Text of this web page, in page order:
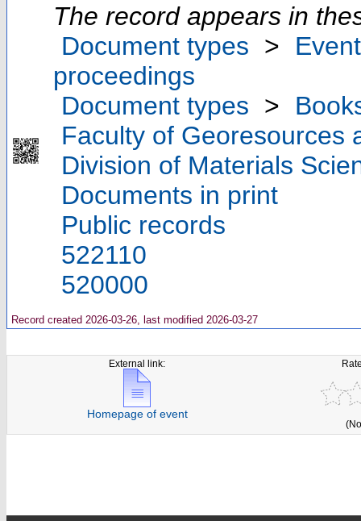
The record appears in
Document types >
proceedings
Document types >
Faculty of Georesources
Division of Materials
Documents in print
Public records
522110
520000
Record created 2026-03-26, last modified 2026-03-27
External link:
Homepage of event